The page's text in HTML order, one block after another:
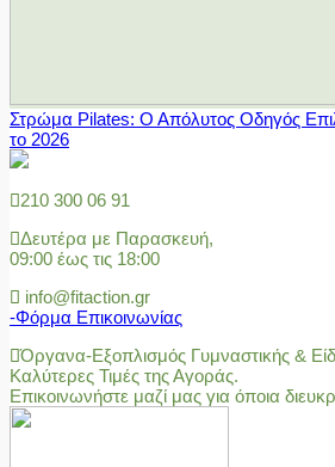
Στρώμα Pilates: Ο Απόλυτος Οδηγός
το 2026
210 300 06 91
Δευτέρα με Παρασκευή,
09:00 έως τις 18:00
info@fitaction.gr
-Φόρμα Επικοινωνίας
Όργανα-Εξοπλισμός Γυμναστικής &
Καλύτερες Τιμές της Αγοράς.
Επικοινωνήστε μαζί μας για όποια